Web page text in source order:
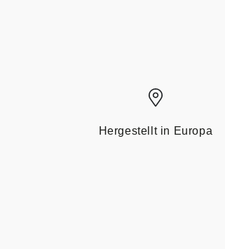
Hergestellt in Europa